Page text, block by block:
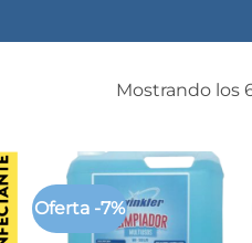
Mostrando los
Oferta -7%